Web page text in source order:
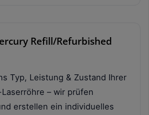
Refill/Refurbished
Typ, Leistung & Zustand Ihrer
– wir prüfen
erstellen ein individuelles